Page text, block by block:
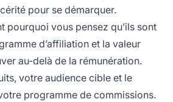
pour se démarquer.
pourquoi vous pensez qu’ils sont
d’affiliation et la valeur
au-delà de la rémunération.
votre audience cible et le
programme de commissions.